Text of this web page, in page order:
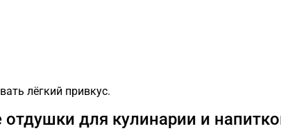
лёгкий привкус.
для кулинарии и